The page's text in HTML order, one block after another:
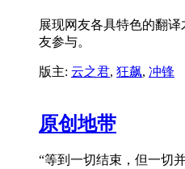
展现网友各具特色的翻
友参与。
版主: 云之君, 狂飙, 冲锋
原创地带
“等到一切结束，但一切